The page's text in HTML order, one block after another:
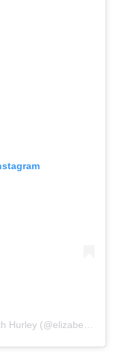
Una publicación compartida por Elizabeth Hurley (@elizabethhurley1)